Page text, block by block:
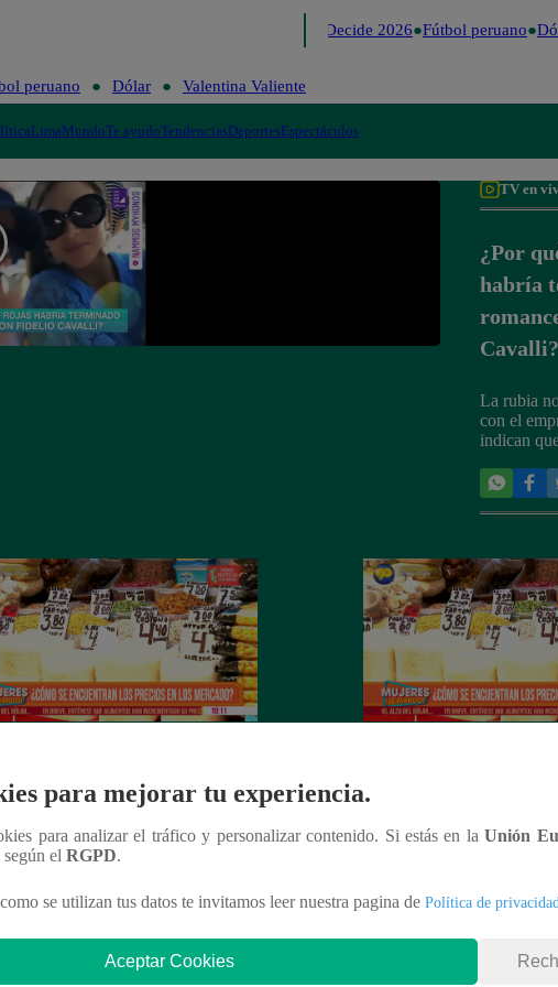
Perú Decide 2026 Fútbol peruano
peruano Dólar Valentina Valiente
LimaMundoTe ayudoTendenciasDeportesEspectáculos
TV en
¿Por
habría
La rubia
con el
indican
– Programa completo
para mejorar tu experiencia.
para analizar el tráfico y personalizar contenido. Si estás en laUnión
según el RGPD.
se utilizan tus datos te invitamos leer nuestra pagina de Política de
Aceptar Cookies